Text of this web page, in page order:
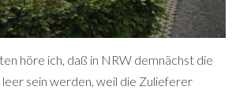
höre ich, daß in NRW demnächst die
sein werden, weil die Zulieferer